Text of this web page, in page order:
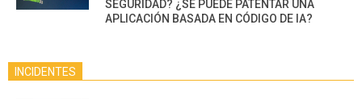
SEGURIDAD? ¿SE PUEDE PATENTAR UNA
APLICACIÓN BASADA EN CÓDIGO DE IA?
INCIDENTES